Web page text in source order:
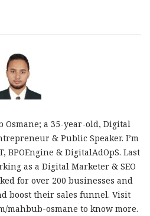
Osmane; a 35-year-old, Digital
& Public Speaker. I’m
BPOEngine & DigitalAdOpS. Last
as a Digital Marketer & SEO
for over 200 businesses and
boost their sales funnel. Visit
mahbub-osmane to know more.